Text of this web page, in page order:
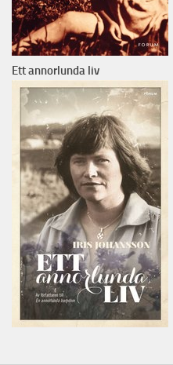
Ett annorlunda liv